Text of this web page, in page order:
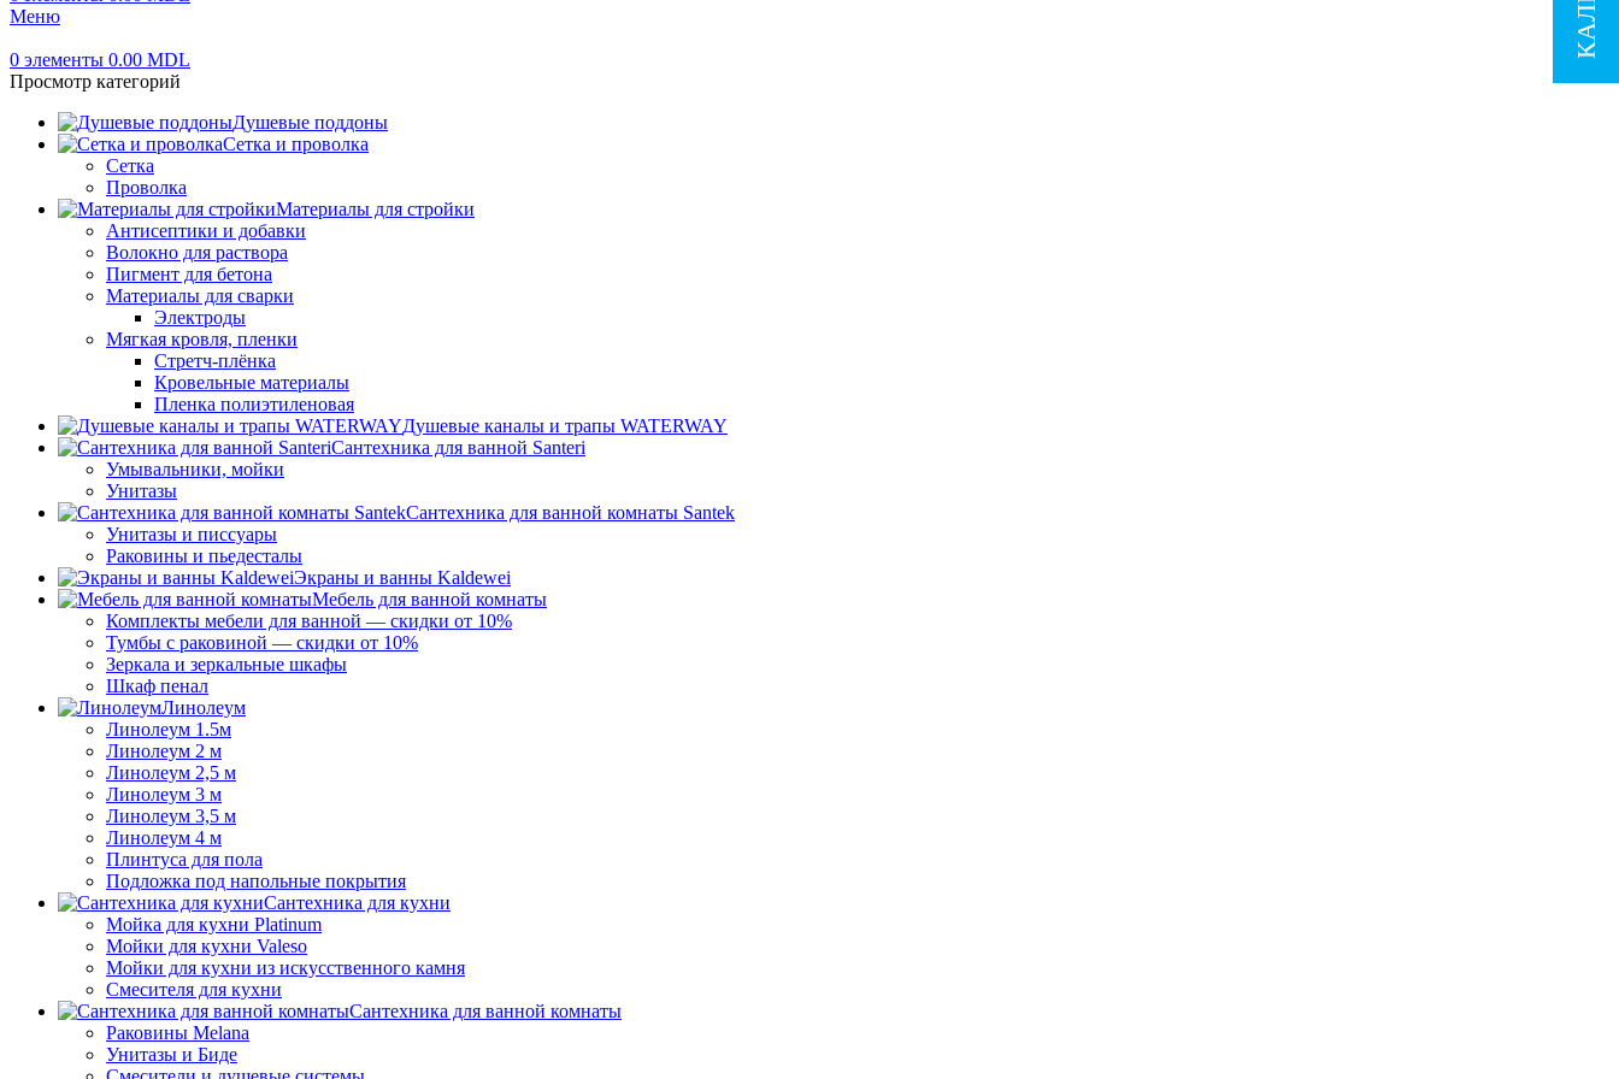
Меню
0 элементы 0.00 MDL
Просмотр категорий
Душевые поддоны
Сетка и проволка
Сетка
Проволка
Материалы для стройки
Антисептики и добавки
Волокно для раствора
Пигмент для бетона
Материалы для сварки
Электроды
Мягкая кровля, пленки
Стретч-плёнка
Кровельные материалы
Пленка полиэтиленовая
Душевые каналы и трапы WATERWAY
Сантехника для ванной Santeri
Умывальники, мойки
Унитазы
Сантехника для ванной комнаты Santek
Унитазы и писсуары
Раковины и пьедесталы
Экраны и ванны Kaldewei
Мебель для ванной комнаты
Комплекты мебели для ванной — скидки от 10%
Тумбы с раковиной — скидки от 10%
Зеркала и зеркальные шкафы
Шкаф пенал
Линолеум
Линолеум 1.5м
Линолеум 2 м
Линолеум 2,5 м
Линолеум 3 м
Линолеум 3,5 м
Линолеум 4 м
Плинтуса для пола
Подложка под напольные покрытия
Сантехника для кухни
Мойка для кухни Platinum
Мойки для кухни Valeso
Мойки для кухни из искусственного камня
Смесителя для кухни
Сантехника для ванной комнаты
Раковины Melana
Унитазы и Биде